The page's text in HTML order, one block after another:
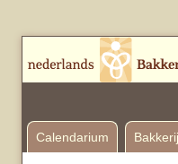
Calendarium